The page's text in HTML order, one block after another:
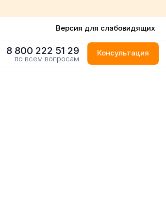
Версия для слабовидящих
8 800 222 51 29
по всем вопросам
Консультация